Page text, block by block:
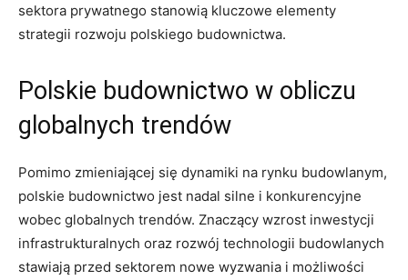
sektora ‍prywatnego stanowią ⁤kluczowe elementy
strategii rozwoju polskiego budownictwa.
Polskie budownictwo w ​obliczu
globalnych trendów
Pomimo zmieniającej‍ się dynamiki na rynku budowlanym,​
polskie budownictwo ​jest nadal silne i konkurencyjne
wobec globalnych trendów. Znaczący​ wzrost inwestycji
infrastrukturalnych oraz rozwój technologii budowlanych
stawiają przed sektorem nowe wyzwania ‌i możliwości